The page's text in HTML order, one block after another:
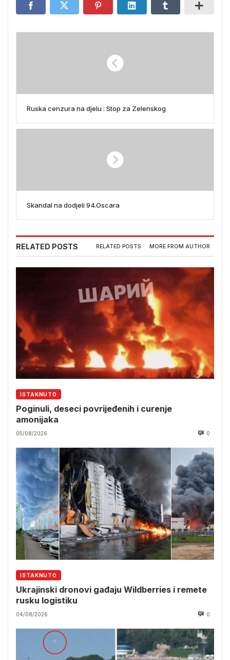
Ruska cenzura na djelu : Stop za Zelenskog
Skandal na dodjeli 94.Oscara
RELATED POSTS RELATED POSTS MORE FROM AUTHOR
ISTAKNUTO
Poginuli, deseci povrijeđenih i curenje
amonijaka
05/08/2026 0
ISTAKNUTO
Ukrajinski dronovi gađaju Wildberries i remete
rusku logistiku
04/08/2026 0